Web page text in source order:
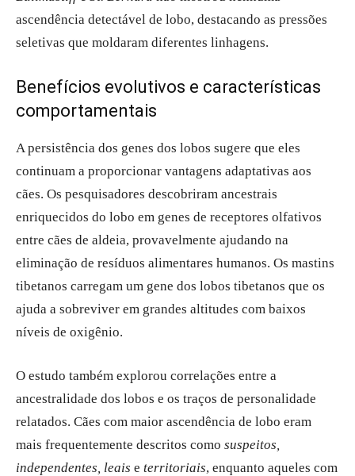
ascendência detectável de lobo, destacando as pressões
seletivas que moldaram diferentes linhagens.
Benefícios evolutivos e características
comportamentais
A persistência dos genes dos lobos sugere que eles
continuam a proporcionar vantagens adaptativas aos
cães. Os pesquisadores descobriram ancestrais
enriquecidos do lobo em genes de receptores olfativos
entre cães de aldeia, provavelmente ajudando na
eliminação de resíduos alimentares humanos. Os mastins
tibetanos carregam um gene dos lobos tibetanos que os
ajuda a sobreviver em grandes altitudes com baixos
níveis de oxigênio.
O estudo também explorou correlações entre a
ancestralidade dos lobos e os traços de personalidade
relatados. Cães com maior ascendência de lobo eram
mais frequentemente descritos como suspeitos,
independentes, leais e territoriais, enquanto aqueles com